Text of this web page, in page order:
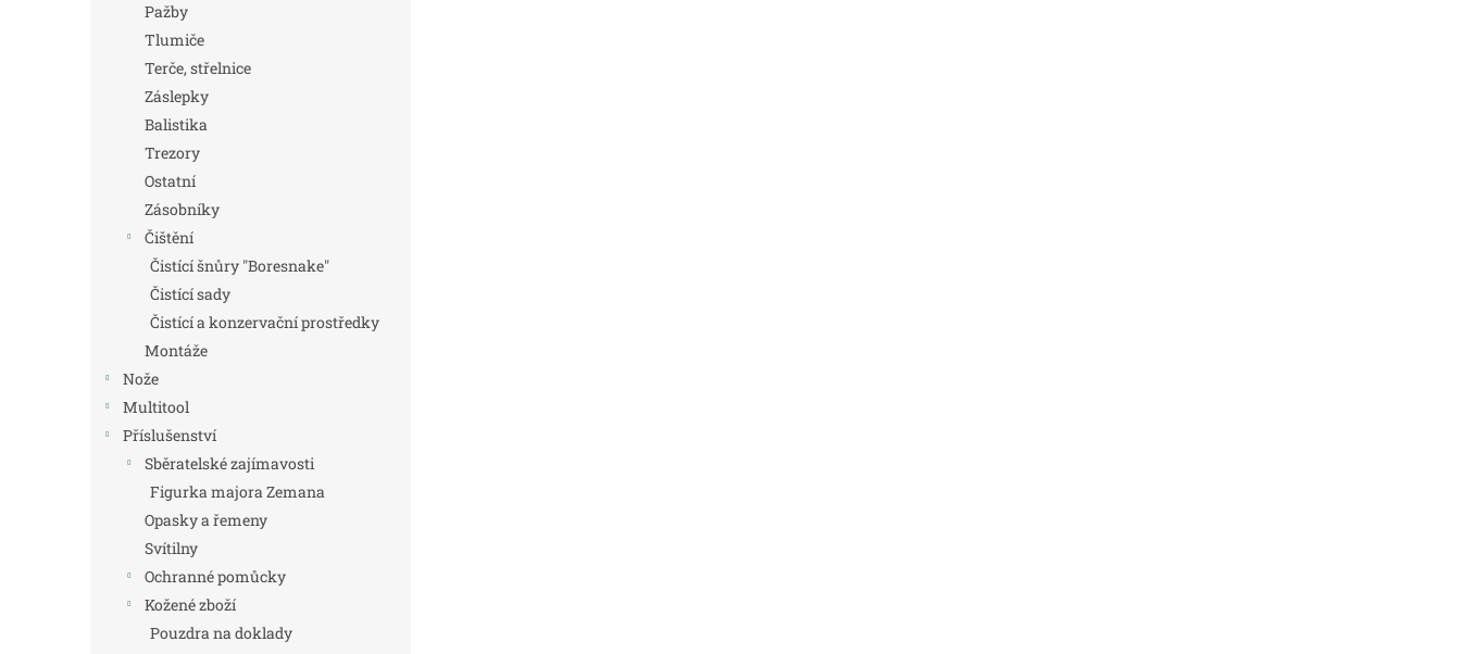
Pažby
Tlumiče
Terče, střelnice
Záslepky
Balistika
Trezory
Ostatní
Zásobníky
Čištění
Čistící šnůry "Boresnake"
Čistící sady
Čistící a konzervační prostředky
Montáže
Nože
Multitool
Příslušenství
Sběratelské zajímavosti
Figurka majora Zemana
Opasky a řemeny
Svítilny
Ochranné pomůcky
Kožené zboží
Pouzdra na doklady